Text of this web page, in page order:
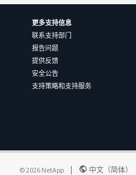
更多支持信息
联系支持部门
报告问题
提供反馈
安全公告
支持策略和支持服务
©2026 NetApp 中文（简体）